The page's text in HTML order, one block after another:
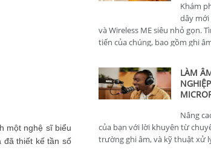
một nghệ sĩ biểu
đã thiết kế tần số
Khám
dây mới
và Wireless ME siêu nhỏ gọn.
tiến của chúng, bao gồm ghi
LÀM
Nâng
của bạn với lời khuyên từ
trường ghi âm, và kỹ thuật xử